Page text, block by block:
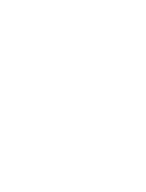
модели. После